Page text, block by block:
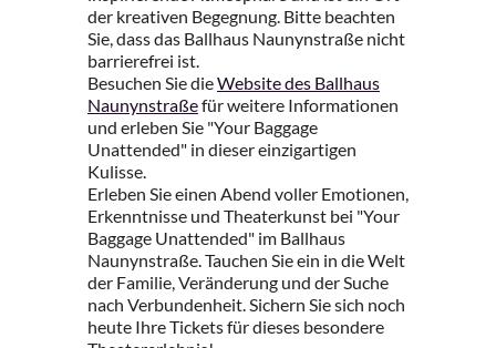
der kreativen Begegnung. Bitte beachten
Sie, dass das Ballhaus Naunynstraße nicht
barrierefrei ist.
Besuchen Sie dieWebsite des Ballhaus
Naunynstraßefür weitere Informationen
und erleben Sie "Your Baggage
Unattended" in dieser einzigartigen
Kulisse.
Erleben Sie einen Abend voller Emotionen,
Erkenntnisse und Theaterkunst bei "Your
Baggage Unattended" im Ballhaus
Naunynstraße. Tauchen Sie ein in die Welt
der Familie, Veränderung und der Suche
nach Verbundenheit. Sichern Sie sich noch
heute Ihre Tickets für dieses besondere